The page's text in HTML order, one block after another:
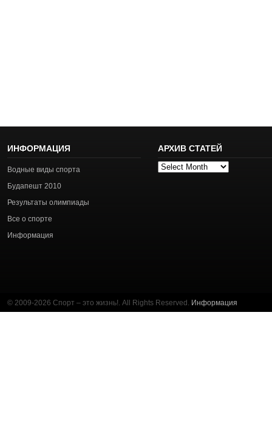
ИНФОРМАЦИЯ
Водные виды спорта
Будапешт 2010
Результаты олимпиады
Все о спорте
Информация
АРХИВ СТАТЕЙ
Архив
© 2009-2026 Спорт – это жизнь!. All Rights Reserved. Информация